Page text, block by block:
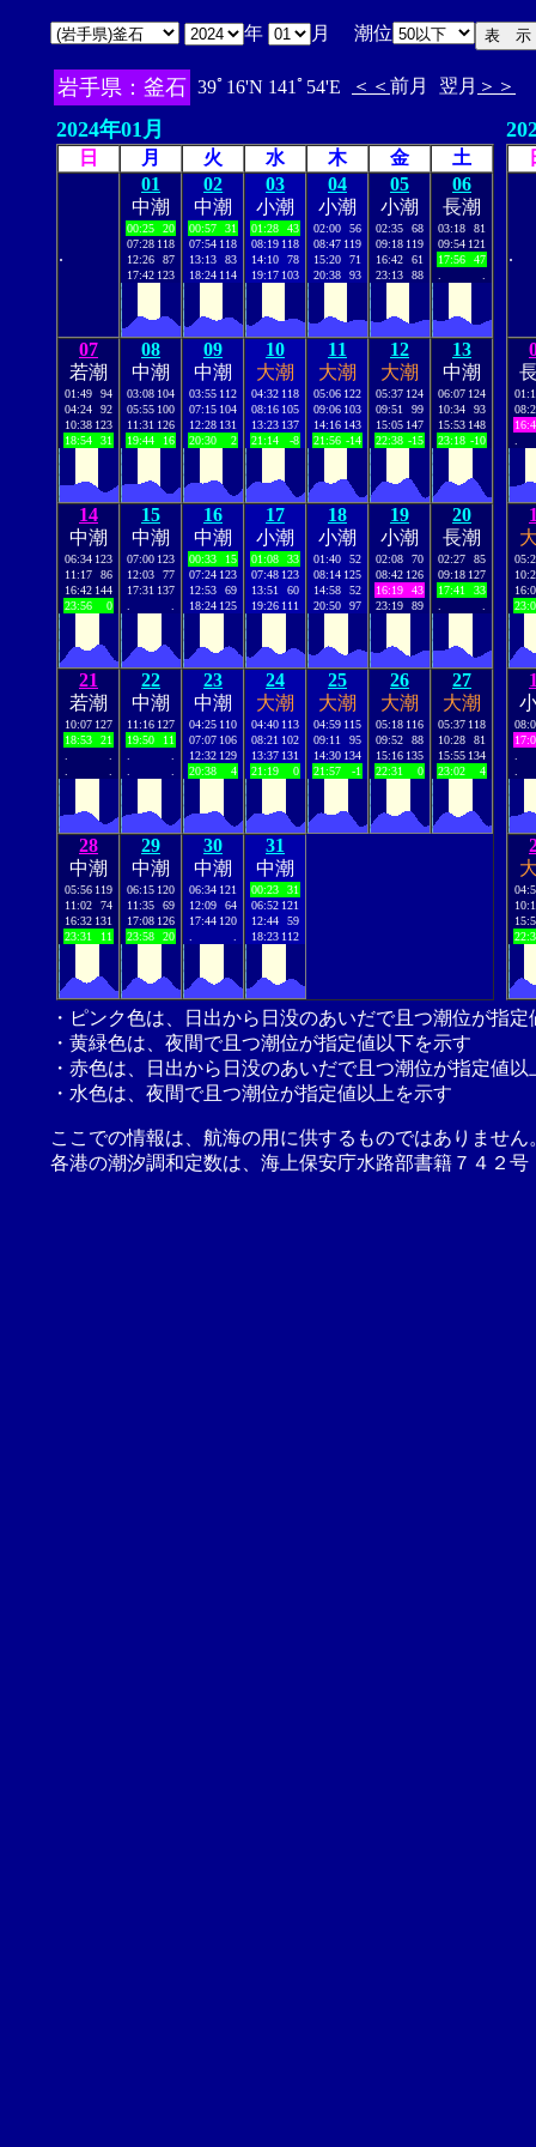
年 月 潮位
岩手県：釜石 39ﾟ16'N 141ﾟ54'E ＜＜ 前月 翌月 ＞＞
2024年01月
日 月 火 水 木 金 土
.
01
中潮
00:25
20
07:28 118
12:26
87
17:42 123
02
中潮
00:57
31
07:54 118
13:13
83
18:24 114
03
小潮
01:28
43
08:19 118
14:10
78
19:17 103
04
小潮
02:00
56
08:47 119
15:20
71
20:38
93
05
小潮
02:35
68
09:18 119
16:42
61
23:13
88
06
長潮
03:18
81
09:54 121
17:56
47
07
若潮
01:49
94
04:24
92
10:38 123
18:54
31
08
中潮
03:08 104
05:55 100
11:31 126
19:44
16
09
中潮
03:55 112
07:15 104
12:28 131
20:30
2
10
大潮
04:32 118
08:16 105
13:23 137
21:14
-8
11
大潮
05:06 122
09:06 103
14:16 143
21:56 -14
12
大潮
05:37 124
09:51
99
15:05 147
22:38 -15
13
中潮
06:07 124
10:34
93
15:53 148
23:18 -10
14
中潮
06:34 123
11:17
86
16:42 144
23:56
0
15
中潮
07:00 123
12:03
77
17:31 137
16
中潮
00:33
15
07:24 123
12:53
69
18:24 125
17
小潮
01:08
33
07:48 123
13:51
60
19:26 111
18
小潮
01:40
52
08:14 125
14:58
52
20:50
97
19
小潮
02:08
70
08:42 126
16:19
43
23:19
89
20
長潮
02:27
85
09:18 127
17:41
33
21
若潮
10:07 127
18:53
21
22
中潮
11:16 127
19:50
11
23
中潮
04:25 110
07:07 106
12:32 129
20:38
4
24
大潮
04:40 113
08:21 102
13:37 131
21:19
0
25
大潮
04:59 115
09:11
95
14:30 134
21:57
-1
26
大潮
05:18 116
09:52
88
15:16 135
22:31
0
27
大潮
05:37 118
10:28
81
15:55 134
23:02
4
28
中潮
05:56 119
11:02
74
16:32 131
23:31
11
29
中潮
06:15 120
11:35
69
17:08 126
23:58
20
30
中潮
06:34 121
12:09
64
17:44 120
31
中潮
00:23
31
06:52 121
12:44
59
18:23 112
.
・ピンク色は、日出から日没のあいだで且つ潮位が指
・黄緑色は、夜間で且つ潮位が指定値以下を示す
・赤色は、日出から日没のあいだで且つ潮位が指定値以
・水色は、夜間で且つ潮位が指定値以上を示す
ここでの情報は、航海の用に供するものではありませ
各港の潮汐調和定数は、海上保安庁水路部書籍７４２